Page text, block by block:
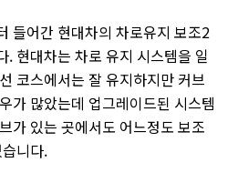
들어간 현대차의 차로유지 보조2
. 현대차는 차로 유지 시스템을 일
코스에서는 잘 유지하지만 커브
가 많았는데 업그레이드된 시스템
가 있는 곳에서도 어느정도 보조
니다.